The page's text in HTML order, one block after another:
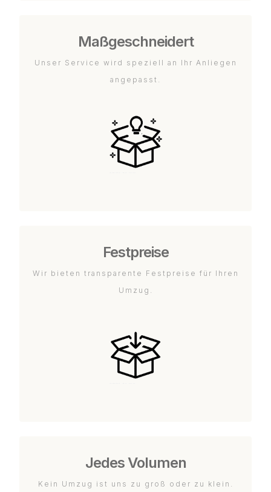
Maßgeschneidert
Unser Service wird speziell an Ihr Anliegen
angepasst.
Festpreise
Wir bieten transparente Festpreise für Ihren
Umzug.
Jedes Volumen
Kein Umzug ist uns zu groß oder zu klein.